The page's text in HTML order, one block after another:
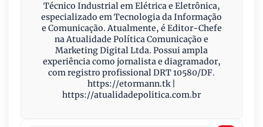
Técnico Industrial em Elétrica e Eletrônica,
especializado em Tecnologia da Informação
e Comunicação. Atualmente, é Editor-Chefe
na Atualidade Política Comunicação e
Marketing Digital Ltda. Possui ampla
experiência como jornalista e diagramador,
com registro profissional DRT 10580/DF.
https://etormann.tk |
https://atualidadepolitica.com.br